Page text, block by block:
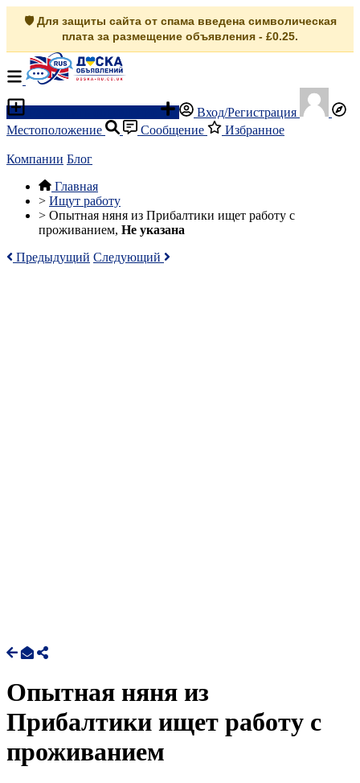
🛡️ Для защиты сайта от спама введена символическая
плата за размещение объявления - £0.25.
Вход/Регистрация
Местоположение
Сообщение Избранное
Компании Блог
Главная
> Ищут работу
> Опытная няня из Прибалтики ищет работу с
проживанием, Не указана
Предыдущий Следующий
Опытная няня из
Прибалтики ищет работу с
проживанием